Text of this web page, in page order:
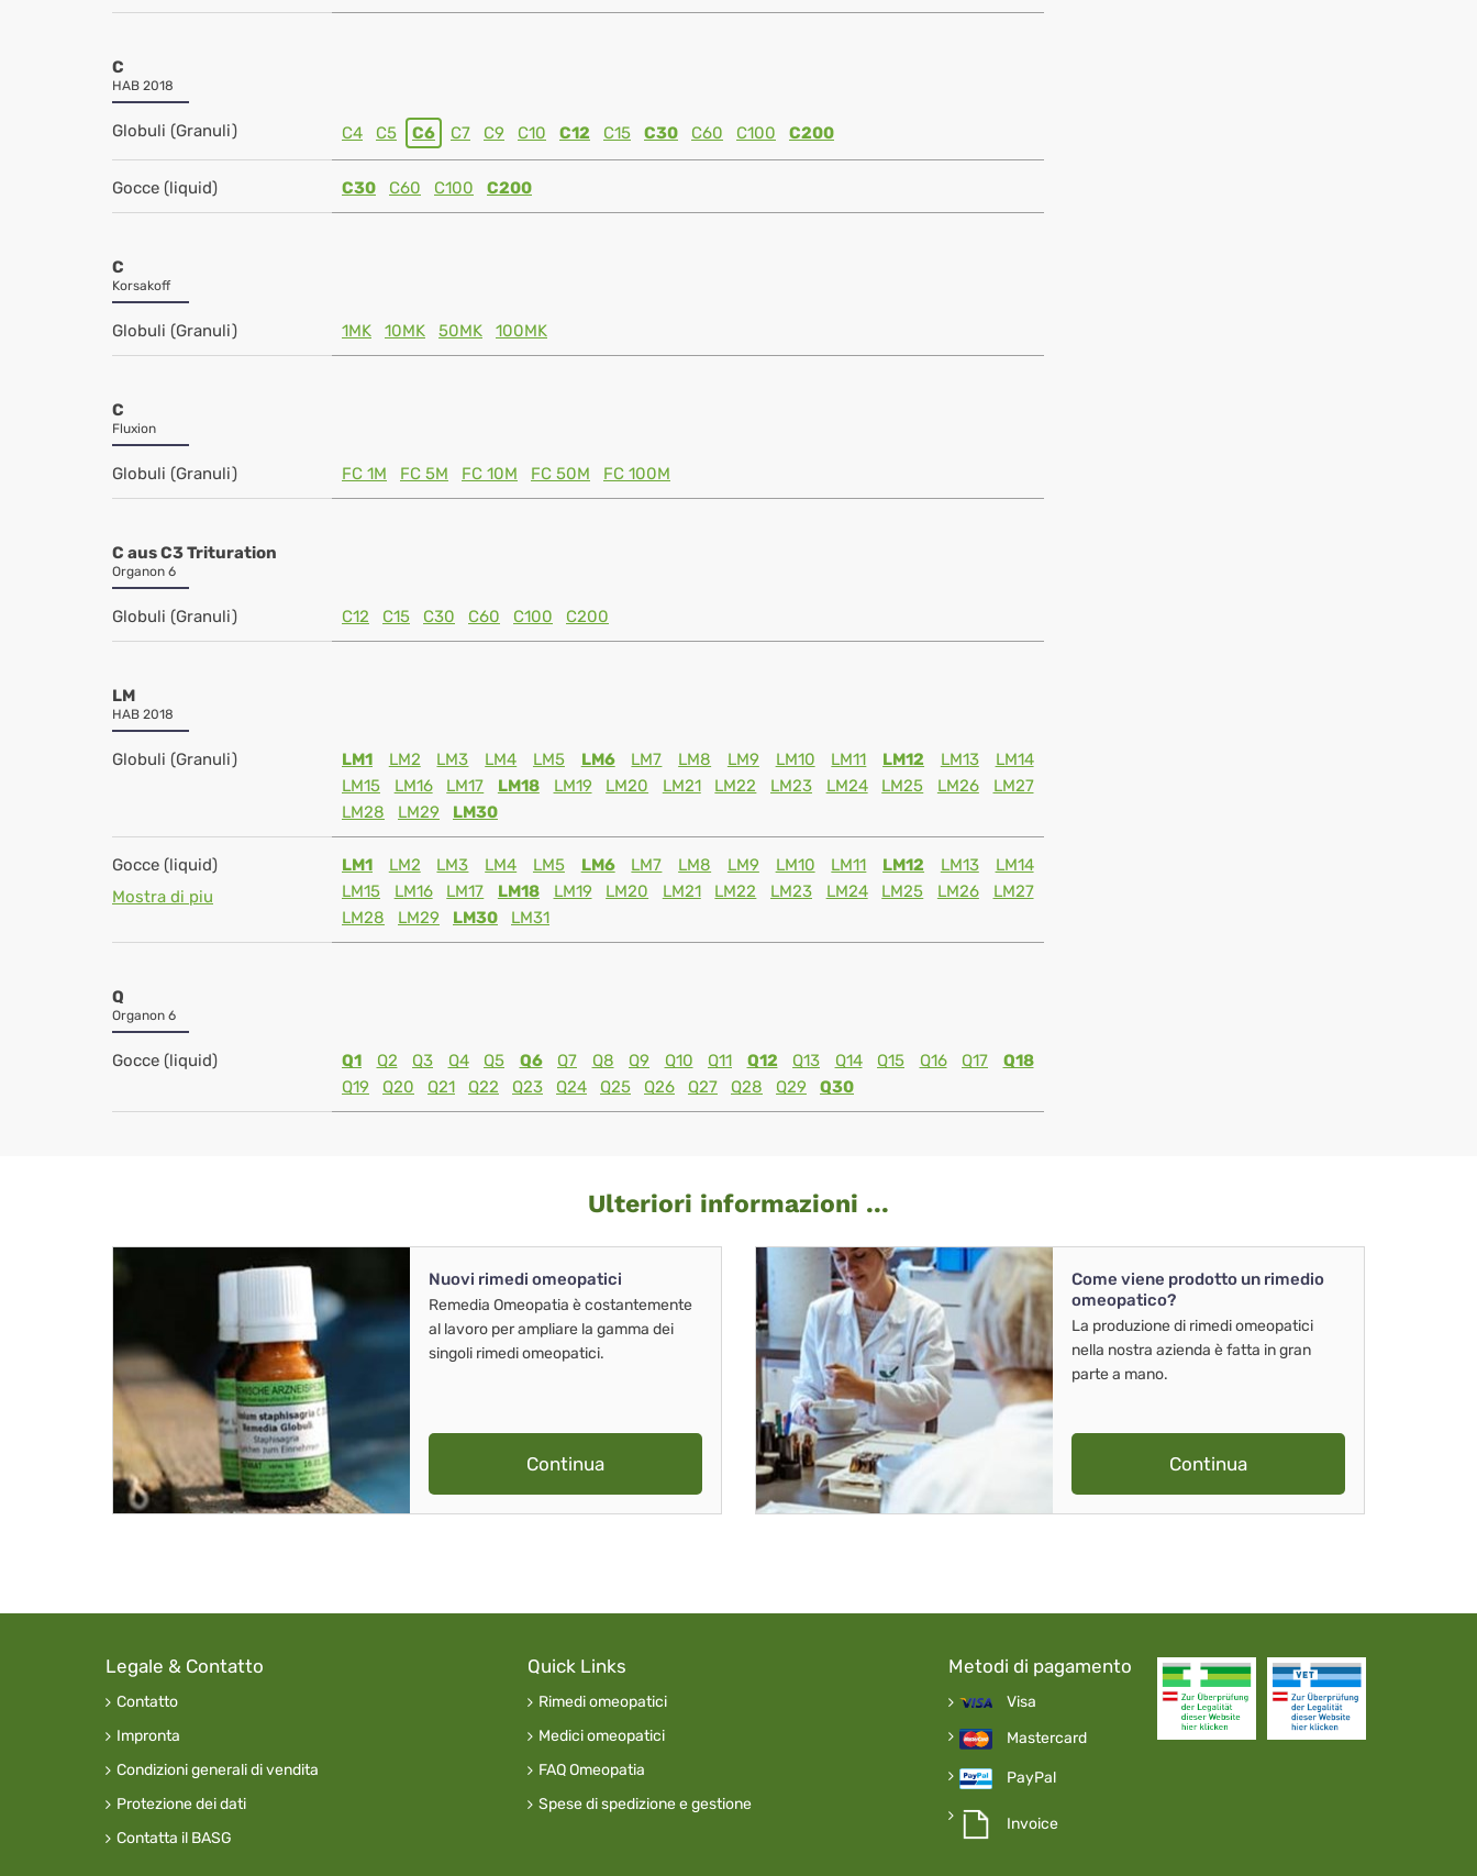
C
HAB 2018
Globuli (Granuli) C4 C5 C6 C7 C9 C10 C12 C15 C30 C60 C100 C200
Gocce (liquid) C30 C60 C100 C200
C
Korsakoff
Globuli (Granuli) 1MK 10MK 50MK 100MK
C
Fluxion
Globuli (Granuli) FC 1M FC 5M FC 10M FC 50M FC 100M
C aus C3 Trituration
Organon 6
Globuli (Granuli) C12 C15 C30 C60 C100 C200
LM
HAB 2018
Globuli (Granuli) LM1 LM2 LM3 LM4 LM5 LM6 LM7 LM8 LM9 LM10 LM11 LM12 LM13
LM14
LM15
LM16 LM17 LM18 LM19 LM20 LM21 LM22 LM23 LM24 LM25 LM26
LM27
LM28
LM29 LM30
Gocce (liquid)
Mostra di piu
LM1 LM2 LM3 LM4 LM5 LM6 LM7 LM8 LM9 LM10 LM11 LM12 LM13
LM14
LM15
LM16 LM17 LM18 LM19 LM20 LM21 LM22 LM23 LM24 LM25 LM26
LM27
LM28
LM29 LM30 LM31
Q
Organon 6
Gocce (liquid) Q1 Q2 Q3 Q4 Q5 Q6 Q7 Q8 Q9 Q10 Q11 Q12 Q13 Q14 Q15 Q16 Q17
Q18
Q19
Q20 Q21 Q22 Q23 Q24 Q25 Q26 Q27 Q28 Q29 Q30
Ulteriori informazioni ...
Nuovi rimedi omeopatici
Remedia Omeopatia è costantemente
al lavoro per ampliare la gamma dei
singoli rimedi omeopatici.
Continua
Come viene prodotto un rimedio
omeopatico?
La produzione di rimedi omeopatici
nella nostra azienda è fatta in gran
parte a mano.
Continua
Legale & Contatto
Contatto
Impronta
Condizioni generali di vendita
Protezione dei dati
Contatta il BASG
Quick Links
Rimedi omeopatici
Medici omeopatici
FAQ Omeopatia
Spese di spedizione e gestione
Metodi di pagamento
Visa
Mastercard
PayPal
Invoice